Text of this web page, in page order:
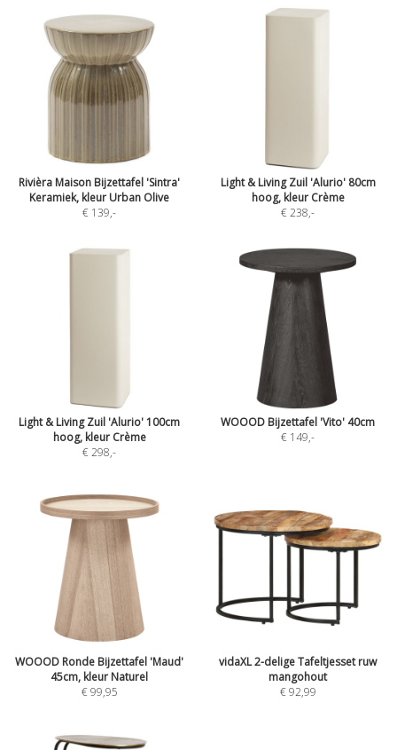
Rivièra Maison Bijzettafel 'Sintra'
Keramiek, kleur Urban Olive
€ 139,-
Light & Living Zuil 'Alurio' 80cm
hoog, kleur Crème
€ 238,-
Light & Living Zuil 'Alurio' 100cm
hoog, kleur Crème
€ 298,-
WOOOD Bijzettafel 'Vito' 40cm
€ 149,-
WOOOD Ronde Bijzettafel 'Maud'
45cm, kleur Naturel
€ 99,95
vidaXL 2-delige Tafeltjesset ruw
mangohout
€ 92,99